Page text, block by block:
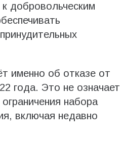
добровольческим
именно об отказе от
года. Это не означает
набора
включая недавно